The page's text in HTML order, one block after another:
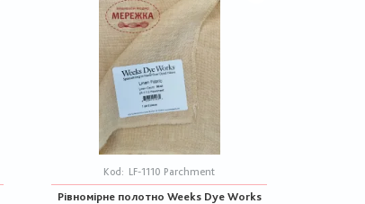
Kod: LF-1110 Parchment
Рівномірне полотно Weeks Dye Works